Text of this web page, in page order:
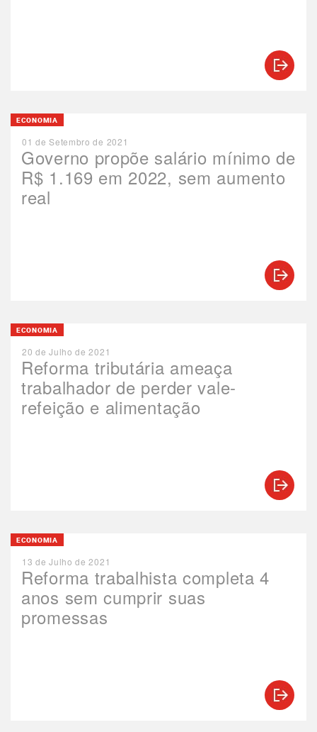
Governo propõe salário mínimo de
R$ 1.169 em 2022, sem aumento
real
ECONOMIA
01 de Setembro de 2021
Reforma tributária ameaça
trabalhador de perder vale-
refeição e alimentação
ECONOMIA
20 de Julho de 2021
Reforma trabalhista completa 4
anos sem cumprir suas
promessas
ECONOMIA
13 de Julho de 2021